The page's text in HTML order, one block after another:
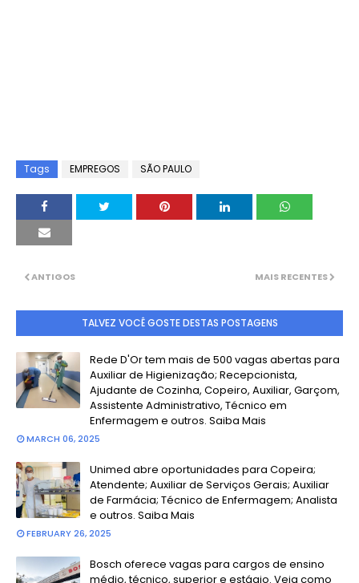
Tags EMPREGOS SÃO PAULO
MAIS RECENTES
ANTIGOS
TALVEZ VOCÊ GOSTE DESTAS POSTAGENS
Rede D'Or tem mais de 500 vagas abertas para
Auxiliar de Higienização; Recepcionista,
Ajudante de Cozinha, Copeiro, Auxiliar, Garçom,
Assistente Administrativo, Técnico em
Enfermagem e outros. Saiba Mais
MARCH 06, 2025
Unimed abre oportunidades para Copeira;
Atendente; Auxiliar de Serviços Gerais; Auxiliar
de Farmácia; Técnico de Enfermagem; Analista
e outros. Saiba Mais
FEBRUARY 26, 2025
Bosch oferece vagas para cargos de ensino
médio, técnico, superior e estágio. Veja como